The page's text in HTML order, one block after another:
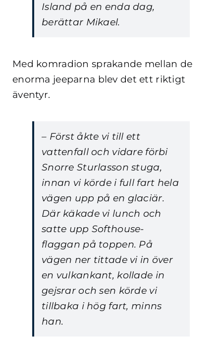
Island på en enda dag,
berättar Mikael.
Med komradion sprakande mellan de
enorma jeeparna blev det ett riktigt
äventyr.
– Först åkte vi till ett
vattenfall och vidare förbi
Snorre Sturlasson stuga,
innan vi körde i full fart hela
vägen upp på en glaciär.
Där käkade vi lunch och
satte upp Softhouse-
flaggan på toppen. På
vägen ner tittade vi in över
en vulkankant, kollade in
gejsrar och sen körde vi
tillbaka i hög fart, minns
han.